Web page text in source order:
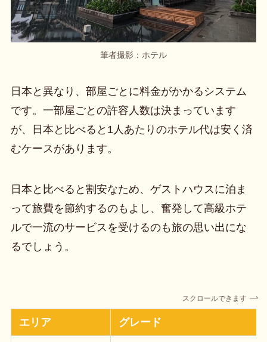
筆者撮影：ホテル
日本と異なり、部屋ごとに料金がかかるシステム
です。一部屋ごとの許容人数は決まっています
が、日本と比べると1人あたりのホテル代は安く済
むケースがあります。
日本と比べると割安なため、ゲストハウスに泊ま
って旅費を節約するのもよし、奮発して高級ホテ
ルで一流のサービスを受けるのも旅の思い出にな
るでしょう。
スクロールできます
エリア グレード